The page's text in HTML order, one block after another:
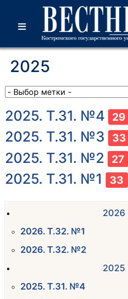
≡
2025
2025. Т.31. №4 29
2025. Т.31. №3 33
2025. Т.31. №2 27
2025. Т.31. №1 33
2026
2026. Т.32. №1
2026. Т.32. №2
2025
2025. Т.31. №4